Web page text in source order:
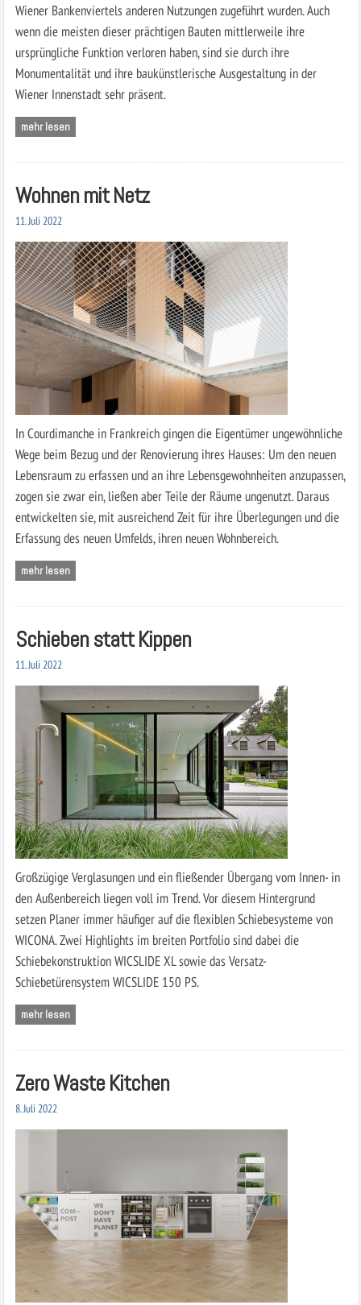
Wiener Bankenviertels anderen Nutzungen zugeführt wurden. Auch
wenn die meisten dieser prächtigen Bauten mittlerweile ihre
ursprüngliche Funktion verloren haben, sind sie durch ihre
Monumentalität und ihre baukünstlerische Ausgestaltung in der
Wiener Innenstadt sehr präsent.
mehr lesen
Wohnen mit Netz
11. Juli 2022
In Courdimanche in Frankreich gingen die Eigentümer ungewöhnliche
Wege beim Bezug und der Renovierung ihres Hauses: Um den neuen
Lebensraum zu erfassen und an ihre Lebensgewohnheiten anzupassen,
zogen sie zwar ein, ließen aber Teile der Räume ungenutzt. Daraus
entwickelten sie, mit ausreichend Zeit für ihre Überlegungen und die
Erfassung des neuen Umfelds, ihren neuen Wohnbereich.
mehr lesen
Schieben statt Kippen
11. Juli 2022
Großzügige Verglasungen und ein fließender Übergang vom Innen- in
den Außenbereich liegen voll im Trend. Vor diesem Hintergrund
setzen Planer immer häufiger auf die flexiblen Schiebesysteme von
WICONA. Zwei Highlights im breiten Portfolio sind dabei die
Schiebekonstruktion WICSLIDE XL sowie das Versatz-
Schiebetürensystem WICSLIDE 150 PS.
mehr lesen
Zero Waste Kitchen
8. Juli 2022